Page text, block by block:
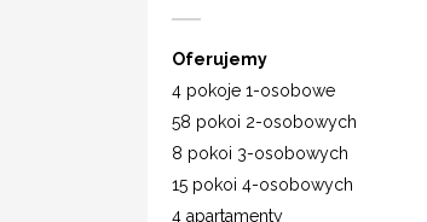
Oferujemy
4 pokoje 1-osobowe
58 pokoi 2-osobowych
8 pokoi 3-osobowych
15 pokoi 4-osobowych
4 apartamenty